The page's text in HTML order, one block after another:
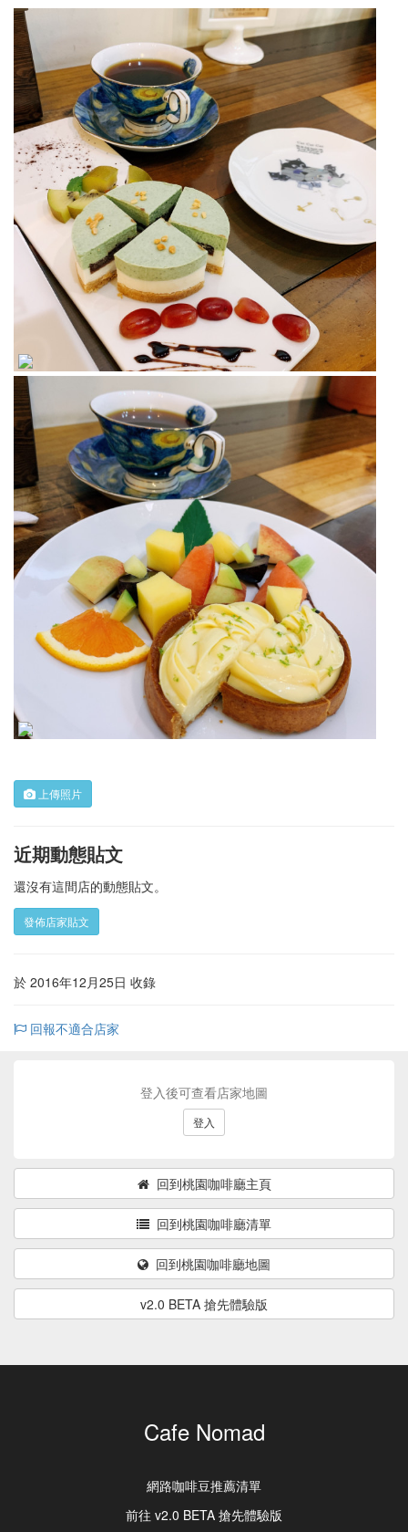
上傳照片
近期動態貼文
還沒有這間店的動態貼文。
發佈店家貼文
於 2016年12月25日 收錄
回報不適合店家
登入後可查看店家地圖
登入
回到桃園咖啡廳主頁
回到桃園咖啡廳清單
回到桃園咖啡廳地圖
v2.0 BETA 搶先體驗版
Cafe Nomad
網路咖啡豆推薦清單
前往 v2.0 BETA 搶先體驗版